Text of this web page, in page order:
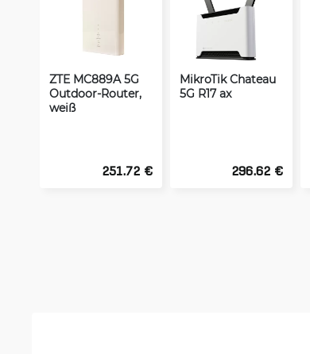
ZTE MC889A 5G
Outdoor-Router,
weiß
251.72 €
MikroTik Chateau
5G R17 ax
296.62 €